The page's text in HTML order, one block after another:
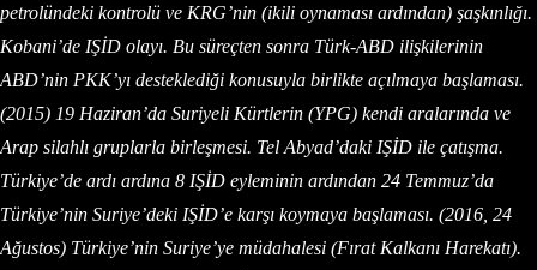
petrolündeki kontrolü ve KRG’nin (ikili oynaması ardından) şaşkınlığı.
Kobani’de IŞİD olayı. Bu süreçten sonra Türk-ABD ilişkilerinin
ABD’nin PKK’yı desteklediği konusuyla birlikte açılmaya başlaması.
(2015) 19 Haziran’da Suriyeli Kürtlerin (YPG) kendi aralarında ve
Arap silahlı gruplarla birleşmesi. Tel Abyad’daki IŞİD ile çatışma.
Türkiye’de ardı ardına 8 IŞİD eyleminin ardından 24 Temmuz’da
Türkiye’nin Suriye’deki IŞİD’e karşı koymaya başlaması. (2016, 24
Ağustos) Türkiye’nin Suriye’ye müdahalesi (Fırat Kalkanı Harekatı).